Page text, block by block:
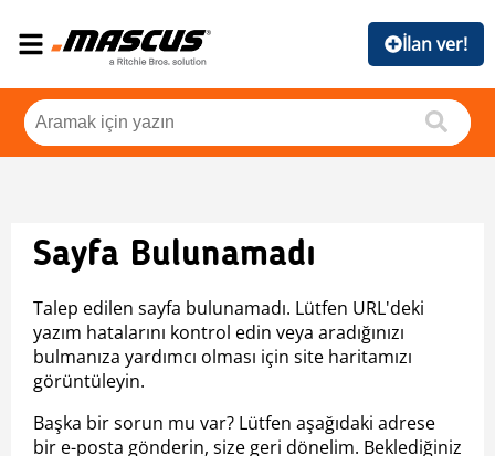
İlan ver!
Sayfa Bulunamadı
Talep edilen sayfa bulunamadı. Lütfen URL'deki
yazım hatalarını kontrol edin veya aradığınızı
bulmanıza yardımcı olması için site haritamızı
görüntüleyin.
Başka bir sorun mu var? Lütfen aşağıdaki adrese
bir e-posta gönderin, size geri dönelim. Beklediğiniz